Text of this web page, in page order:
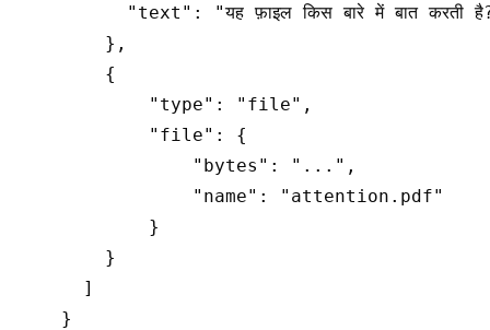
"text": "यह फ़ाइल किस बारे में बात करती
        },
        {
            "type": "file",
            "file": {
                "bytes": "...",
                "name": "attention.pdf"
            }
        }
      ]
    }